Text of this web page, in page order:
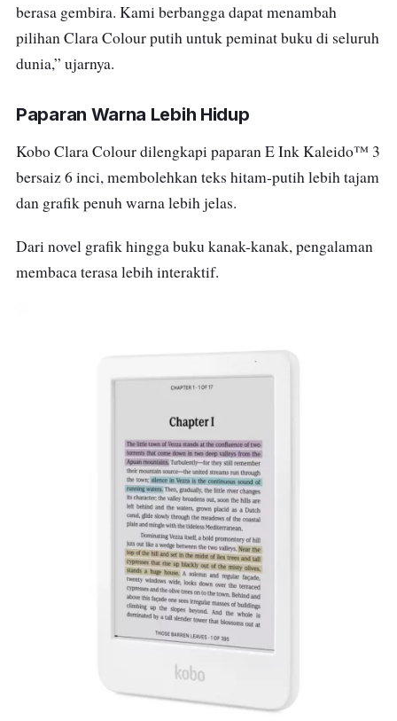
berasa gembira. Kami berbangga dapat menambah
pilihan Clara Colour putih untuk peminat buku di seluruh
dunia,” ujarnya.
Paparan Warna Lebih Hidup
Kobo Clara Colour dilengkapi paparan E Ink Kaleido™ 3
bersaiz 6 inci, membolehkan teks hitam-putih lebih tajam
dan grafik penuh warna lebih jelas.
Dari novel grafik hingga buku kanak-kanak, pengalaman
membaca terasa lebih interaktif.